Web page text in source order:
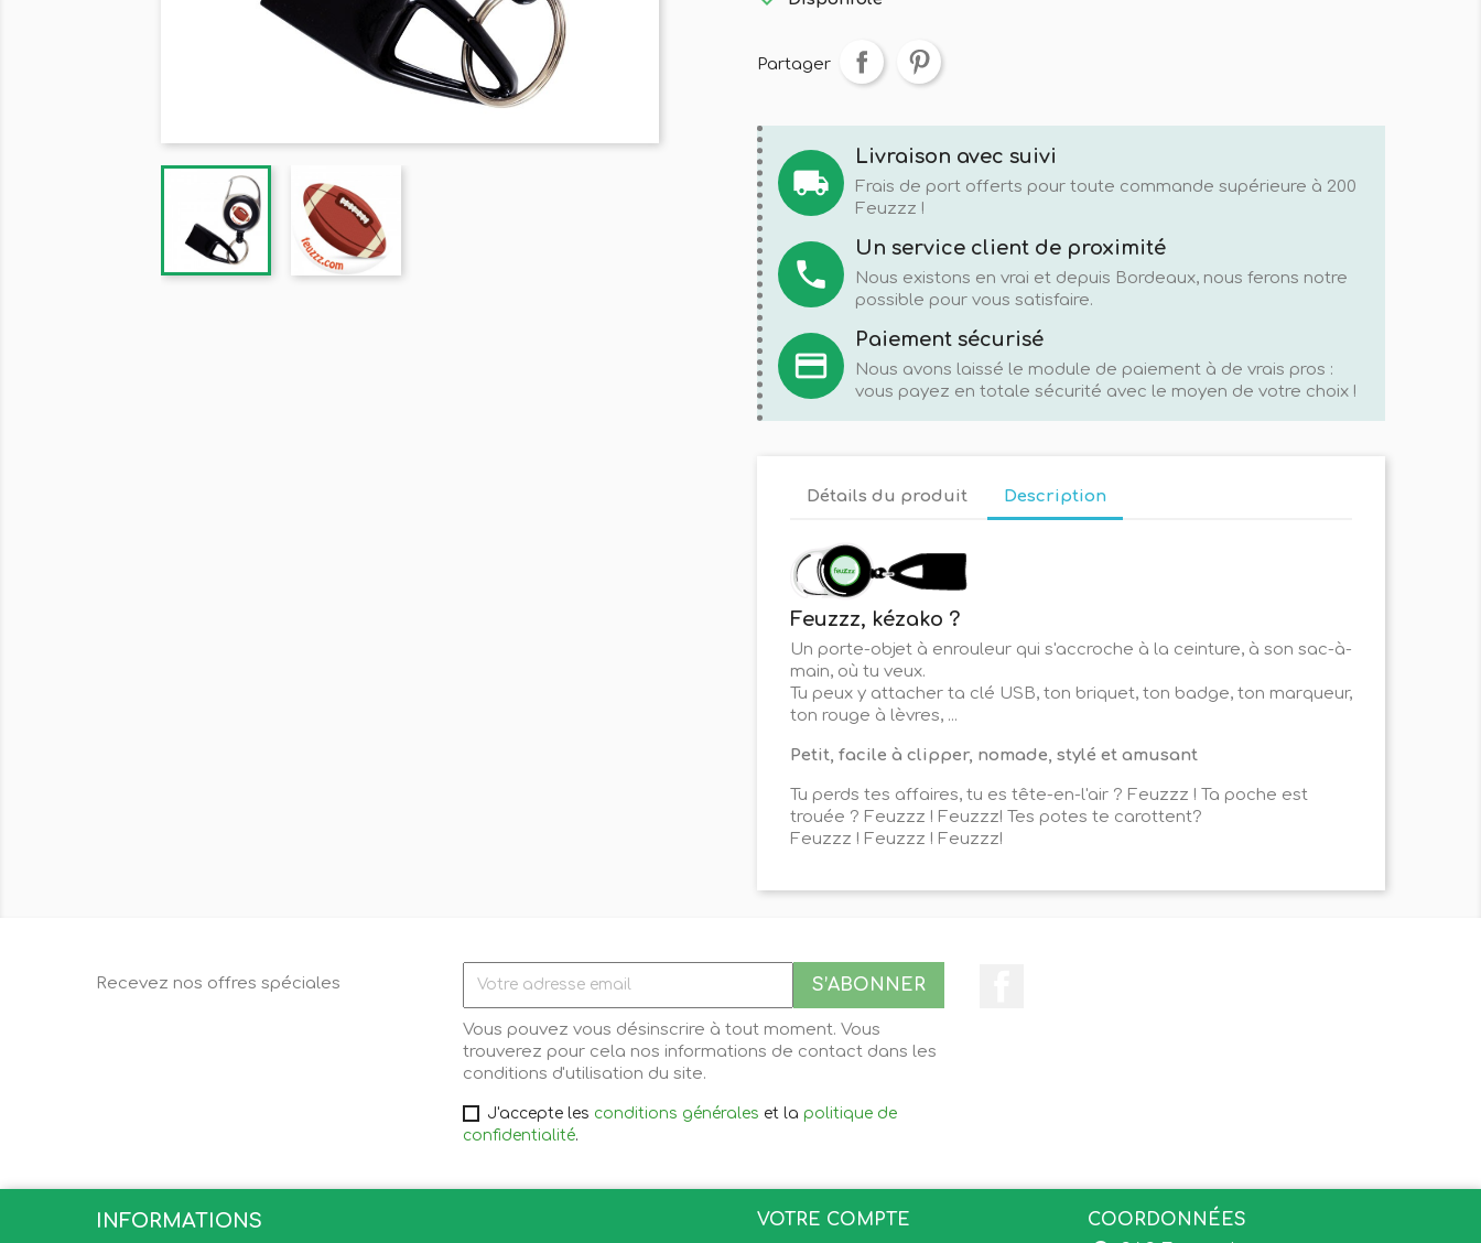
Partager
local_shipping
Livraison avec suivi
Frais de port offerts pour toute commande supérieure à 200
Feuzzz !
local_phone
Un service client de proximité
Nous existons en vrai et depuis Bordeaux, nous ferons notre
possible pour vous satisfaire.
credit_card
Paiement sécurisé
Nous avons laissé le module de paiement à de vrais pros :
vous payez en totale sécurité avec le moyen de votre choix !
Détails du produit Description
Feuzzz, kézako ?
Un porte-objet à enrouleur qui s'accroche à la ceinture, à son sac-à-
main, où tu veux.
Tu peux y attacher ta clé USB, ton briquet, ton badge, ton marqueur,
ton rouge à lèvres, ...
Petit, facile à clipper, nomade, stylé et amusant
Tu perds tes affaires, tu es tête-en-l'air ? Feuzzz ! Ta poche est
trouée ? Feuzzz ! Feuzzz! Tes potes te carottent?
Feuzzz ! Feuzzz ! Feuzzz!
Recevez nos offres spéciales
Vous pouvez vous désinscrire à tout moment. Vous
trouverez pour cela nos informations de contact dans les
conditions d'utilisation du site.
J'accepte les conditions générales et la politique de
confidentialité.
INFORMATIONS VOTRE COMPTE COORDONNÉES